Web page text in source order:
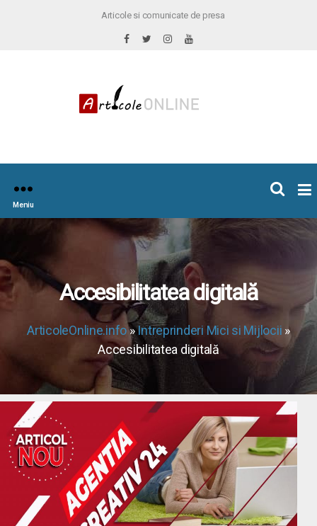
Articole si comunicate de presa
Meniu
Accesibilitatea digitală
ArticoleOnline.info»Intreprinderi Mici si Mijlocii »
Accesibilitatea digitală